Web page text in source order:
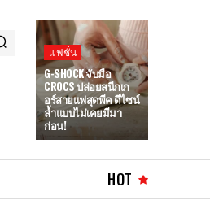
แฟชั่น
G-SHOCK จับมือ
CROCS ปล่อยสนีกเก
อร์สายแฟสุดพีค ดีไซน์
ล้ำแบบไม่เคยมีมา
ก่อน!
HOT